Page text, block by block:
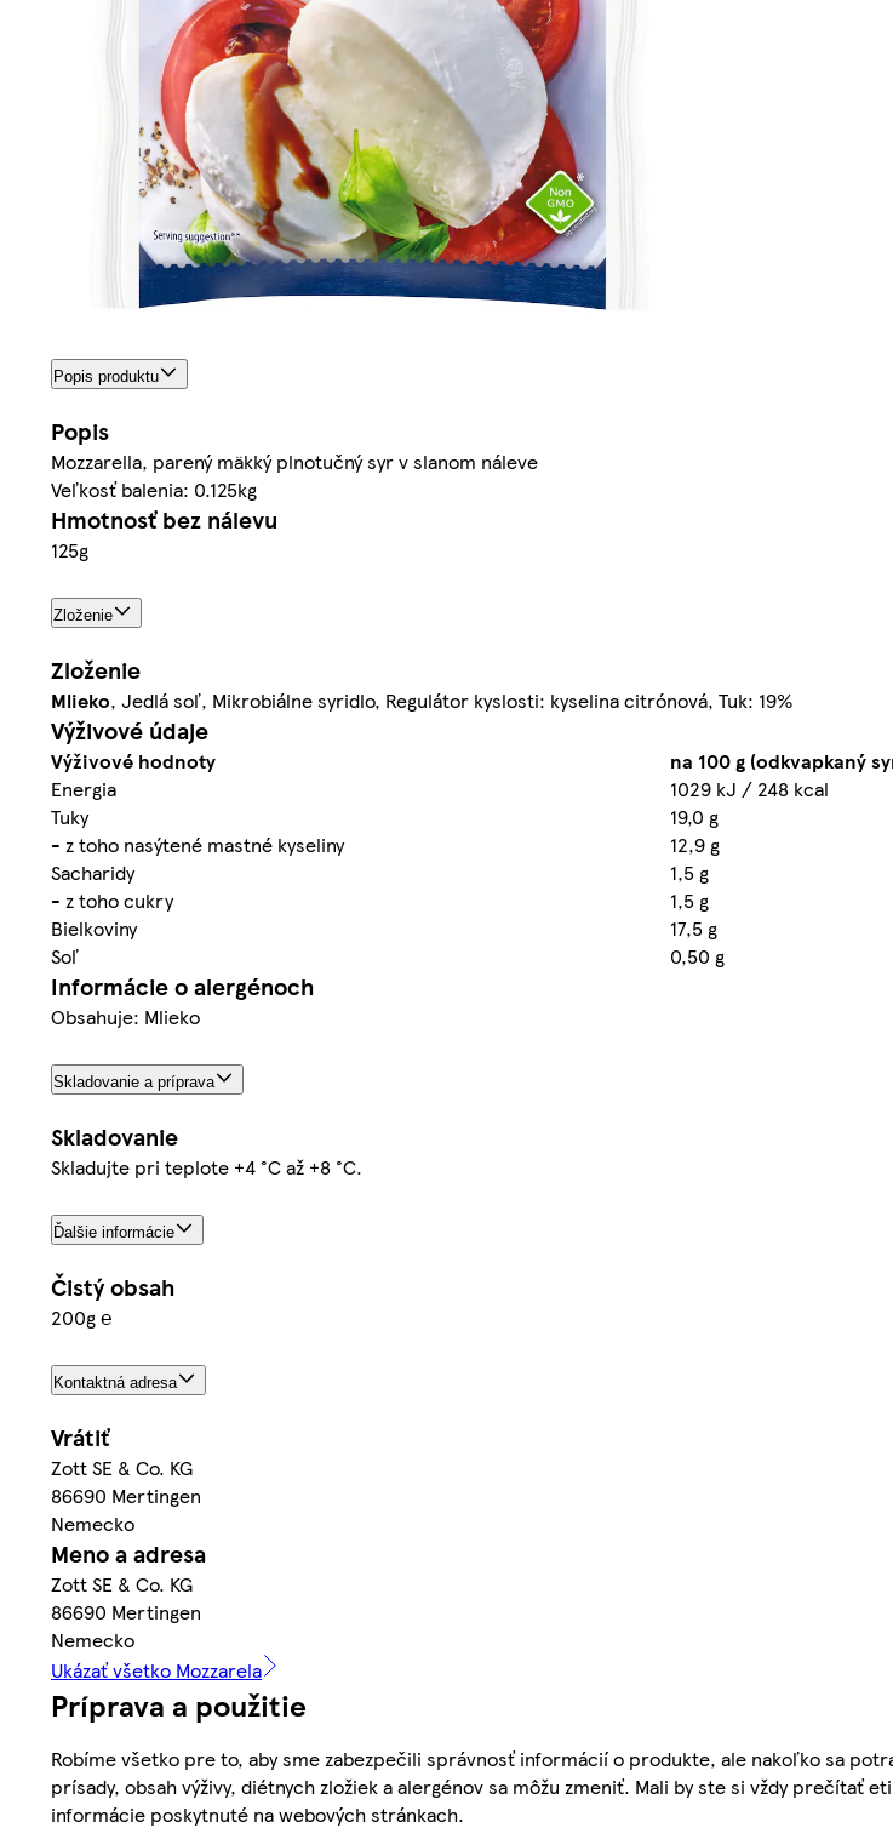
Popis produktu
Popis
Mozzarella, parený mäkký plnotučný syr v slanom náleve
Veľkosť balenia: 0.125kg
Hmotnosť bez nálevu
125g
Zloženie
Zloženie
Mlieko, Jedlá soľ, Mikrobiálne syridlo, Regulátor kyslosti: kyselina citrónová, Tuk: 19%
Výživové údaje
Výživové hodnoty
na 100 g (odkvapkaný
Energia
1029 kJ / 248 kcal
Tuky
19,0 g
- z toho nasýtené mastné kyseliny
12,9 g
Sacharidy
1,5 g
- z toho cukry
1,5 g
Bielkoviny
17,5 g
Soľ
0,50 g
Informácie o alergénoch
Obsahuje: Mlieko
Skladovanie a príprava
Skladovanie
Skladujte pri teplote +4 °C až +8 °C.
Ďalšie informácie
Čistý obsah
200g ℮
Kontaktná adresa
Vrátiť
Zott SE & Co. KG
86690 Mertingen
Nemecko
Meno a adresa
Zott SE & Co. KG
86690 Mertingen
Nemecko
Ukázať všetko Mozzarela
Príprava a použitie
Robíme všetko pre to, aby sme zabezpečili správnosť informácií o produkte, ale nakoľko sa
prísady, obsah výživy, diétnych zložiek a alergénov sa môžu zmeniť. Mali by ste si vždy prečítať
informácie poskytnuté na webových stránkach.